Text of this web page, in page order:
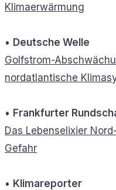
Klimaerwärmung
• Deutsche Welle
Golfstrom-
nordatlantische
• Frankfurter
Das Lebenselixier
Gefahr
• Klimareporter